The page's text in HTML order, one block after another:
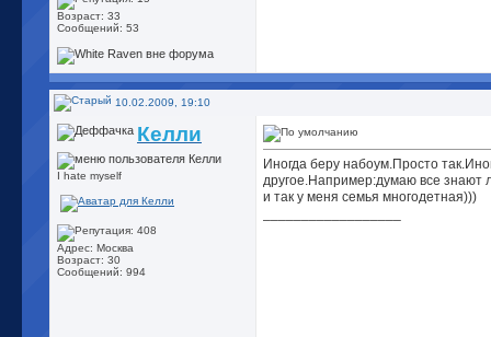
Возраст: 33
Сообщений: 53
10.02.2009, 19:10
Келли
I hate myself
Адрес: Москва
Возраст: 30
Сообщений: 994
Иногда беру набоум.Просто
другое.Например:думаю все знают
и так у меня семья многодетная)))